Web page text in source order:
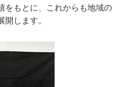
をもとに、これからも地域の
します。